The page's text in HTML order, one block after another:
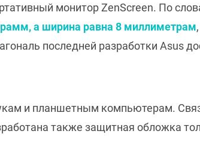
монитор ZenScreen. По
а ширина равна 8 миллиметрам
последней разработки Asus
и планшетным компьютерам.
также защитная обложка